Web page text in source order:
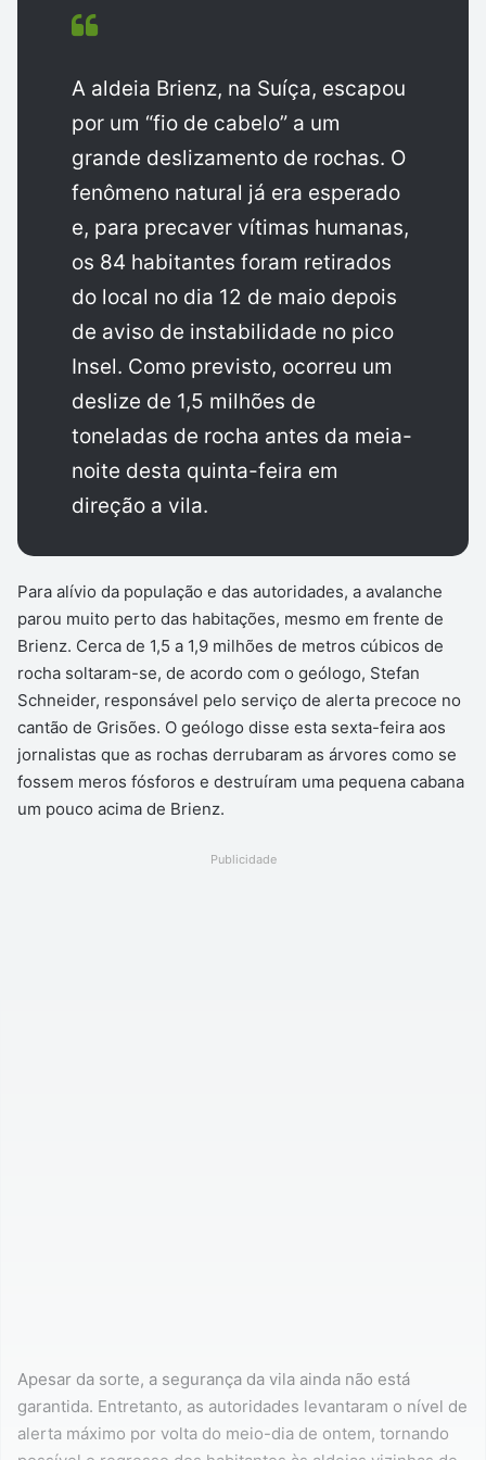
A aldeia Brienz, na Suíça, escapou
por um “fio de cabelo” a um
grande deslizamento de rochas. O
fenômeno natural já era esperado
e, para precaver vítimas humanas,
os 84 habitantes foram retirados
do local no dia 12 de maio depois
de aviso de instabilidade no pico
Insel. Como previsto, ocorreu um
deslize de 1,5 milhões de
toneladas de rocha antes da meia-
noite desta quinta-feira em
direção a vila.
Para alívio da população e das autoridades, a avalanche
parou muito perto das habitações, mesmo em frente de
Brienz. Cerca de 1,5 a 1,9 milhões de metros cúbicos de
rocha soltaram-se, de acordo com o geólogo, Stefan
Schneider, responsável pelo serviço de alerta precoce no
cantão de Grisões. O geólogo disse esta sexta-feira aos
jornalistas que as rochas derrubaram as árvores como se
fossem meros fósforos e destruíram uma pequena cabana
um pouco acima de Brienz.
Publicidade
Apesar da sorte, a segurança da vila ainda não está
garantida. Entretanto, as autoridades levantaram o nível de
alerta máximo por volta do meio-dia de ontem, tornando